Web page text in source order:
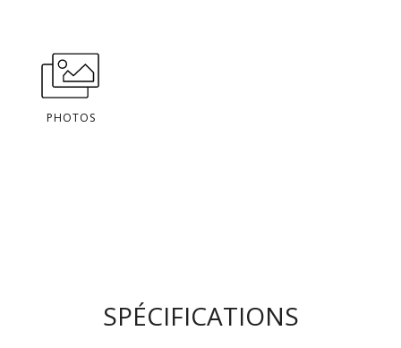
PHOTOS
SPÉCIFICATIONS